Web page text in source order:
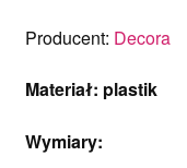
Producent: Decora
Materiał: plastik
Wymiary: